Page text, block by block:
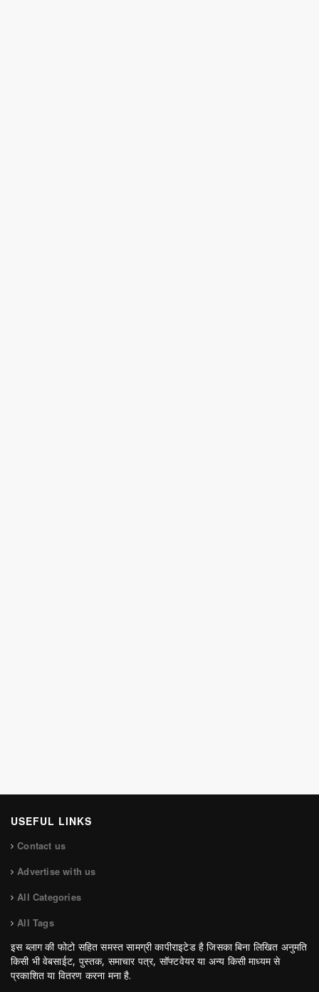
USEFUL LINKS
Contact us
Advertise with us
All Categories
All Tags
इस ब्लाग की फोटो सहित समस्त सामग्री कापीराइटेड है जिसका बिना लिखित अनुमति
किसी भी वेबसाईट, पुस्तक, समाचार पत्र, सॉफ्टवेयर या अन्य किसी माध्यम से
प्रकाशित या वितरण करना मना है.